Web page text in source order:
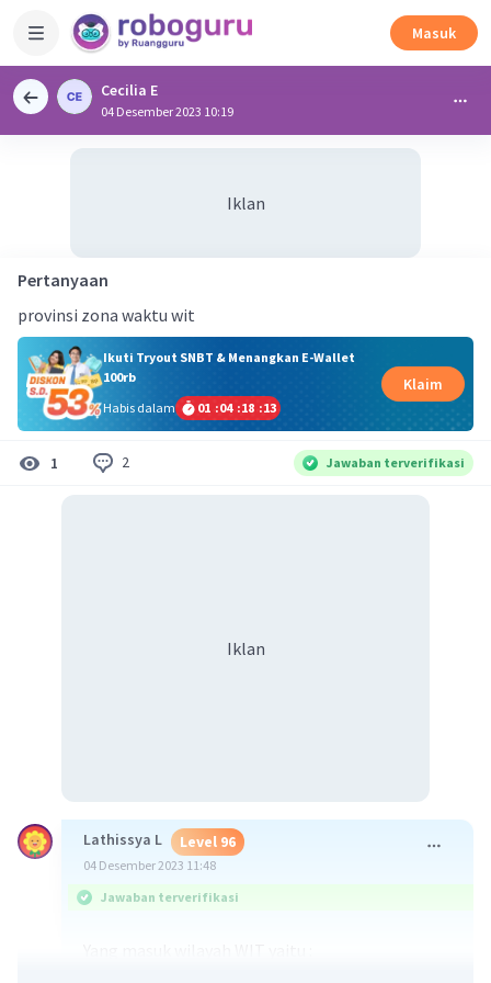
Masuk
Cecilia E
04 Desember 2023 10:19
Iklan
Pertanyaan
provinsi zona waktu wit
Ikuti Tryout SNBT & Menangkan E-Wallet
100rb
Habis dalam
01 :04 :18 :13
Klaim
1 2 Jawaban terverifikasi
Iklan
Lathissya L Level 96
04 Desember 2023 11:48
Jawaban terverifikasi